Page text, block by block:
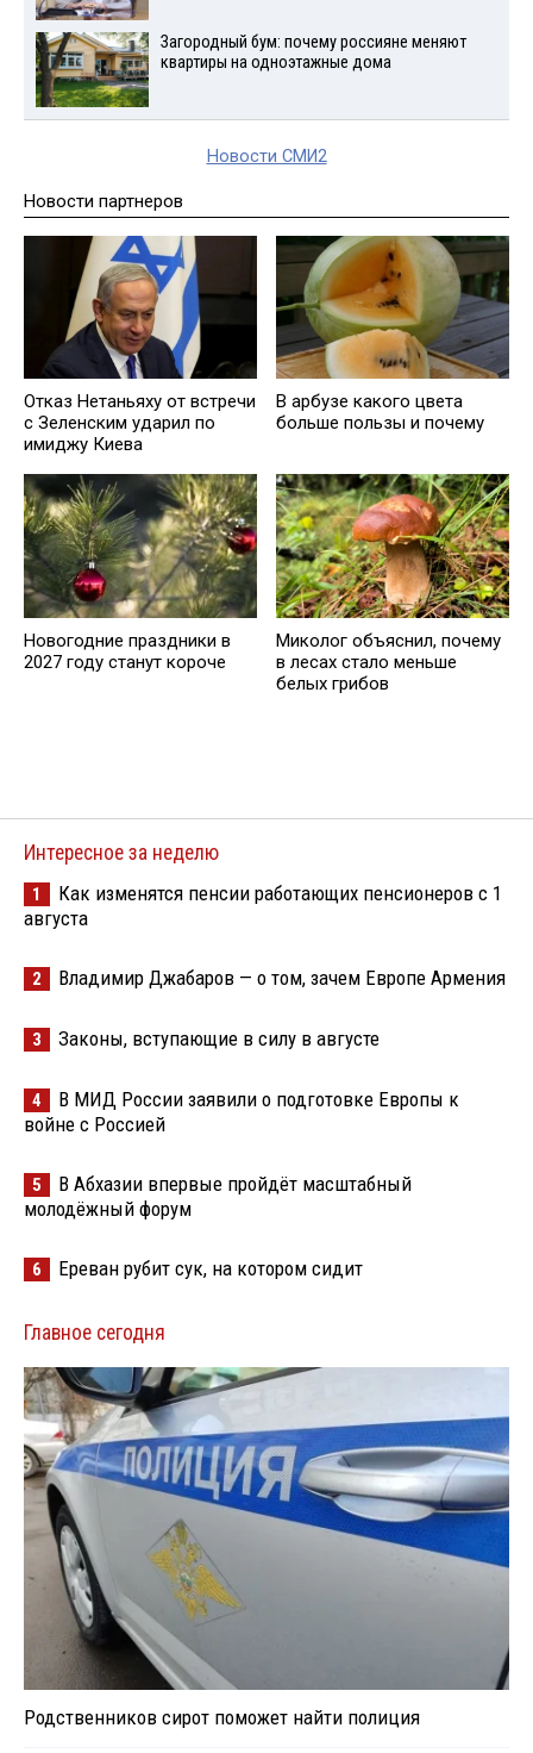
Загородный бум: почему россияне меняют
квартиры на одноэтажные дома
Новости СМИ2
Новости партнеров
Отказ Нетаньяху от встречи
с Зеленским ударил по
имиджу Киева
В арбузе какого цвета
больше пользы и почему
Новогодние праздники в
2027 году станут короче
Миколог объяснил, почему
в лесах стало меньше
белых грибов
Интересное за неделю
1
Как изменятся пенсии работающих пенсионеров с 1
августа
2 Владимир Джабаров — о том, зачем Европе Армения
3 Законы, вступающие в силу в августе
4
В МИД России заявили о подготовке Европы к
войне с Россией
5
В Абхазии впервые пройдёт масштабный
молодёжный форум
6 Ереван рубит сук, на котором сидит
Главное сегодня
Родственников сирот поможет найти полиция